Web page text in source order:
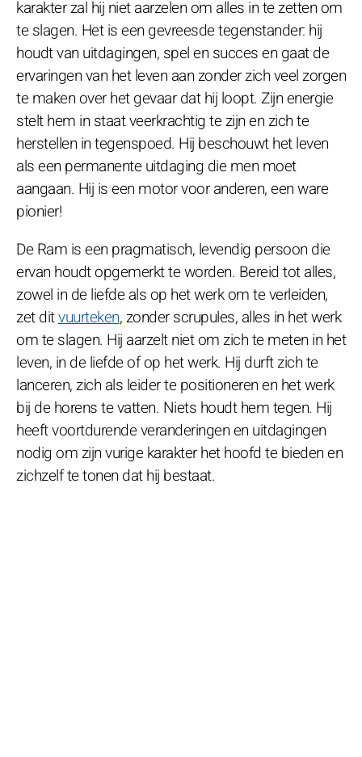
karakter zal hij niet aarzelen om alles in te zetten om
te slagen. Het is een gevreesde tegenstander: hij
houdt van uitdagingen, spel en succes en gaat de
ervaringen van het leven aan zonder zich veel zorgen
te maken over het gevaar dat hij loopt. Zijn energie
stelt hem in staat veerkrachtig te zijn en zich te
herstellen in tegenspoed. Hij beschouwt het leven
als een permanente uitdaging die men moet
aangaan. Hij is een motor voor anderen, een ware
pionier!
De Ram is een pragmatisch, levendig persoon die
ervan houdt opgemerkt te worden. Bereid tot alles,
zowel in de liefde als op het werk om te verleiden,
zet ditvuurteken, zonder scrupules, alles in het werk
om te slagen. Hij aarzelt niet om zich te meten in het
leven, in de liefde of op het werk. Hij durft zich te
lanceren, zich als leider te positioneren en het werk
bij de horens te vatten. Niets houdt hem tegen. Hij
heeft voortdurende veranderingen en uitdagingen
nodig om zijn vurige karakter het hoofd te bieden en
zichzelf te tonen dat hij bestaat.